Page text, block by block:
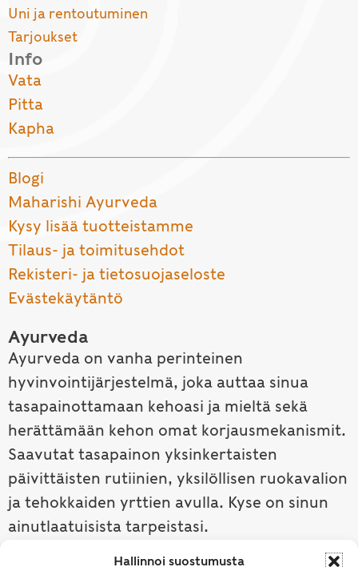
Hallinnoi suostumusta
Uni ja rentoutuminen
Tarjoukset
Info
Vata
Pitta
Kapha
Blogi
Maharishi Ayurveda
Kysy lisää tuotteistamme
Tilaus- ja toimitusehdot
Rekisteri- ja tietosuojaseloste
Evästekäytäntö
Ayurveda
Ayurveda on vanha perinteinen
hyvinvointijärjestelmä, joka auttaa sinua
tasapainottamaan kehoasi ja mieltä sekä
herättämään kehon omat korjausmekanismit.
Saavutat tasapainon yksinkertaisten
päivittäisten rutiinien, yksilöllisen ruokavalion
ja tehokkaiden yrttien avulla. Kyse on sinun
ainutlaatuisista tarpeistasi.